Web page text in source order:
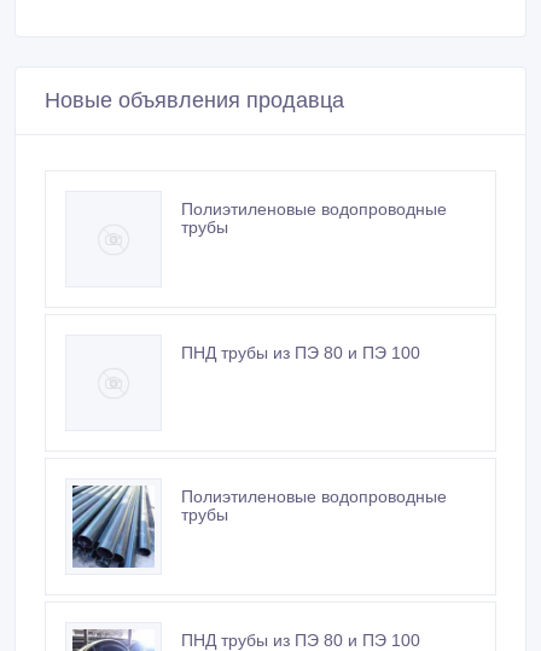
Новые объявления продавца
Полиэтиленовые водопроводные
трубы
ПНД трубы из ПЭ 80 и ПЭ 100
Полиэтиленовые водопроводные
трубы
ПНД трубы из ПЭ 80 и ПЭ 100